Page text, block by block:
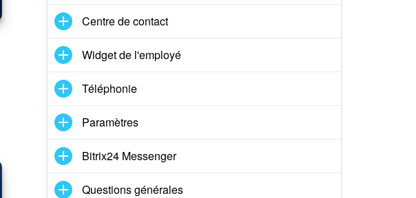
Centre de contact
Widget de l'employé
Téléphonie
Paramètres
Bitrix24 Messenger
Questions générales